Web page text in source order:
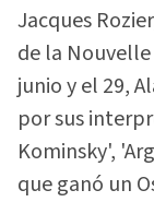
Jacques
de la
junio y el 29,
por sus
Kominsky',
que ganó un